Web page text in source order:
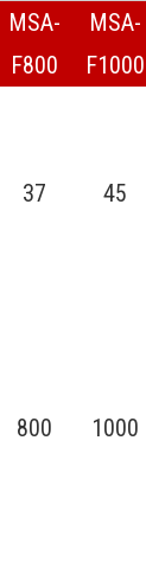
MSA-
F800
MSA-
F1000
37 45
800 1000